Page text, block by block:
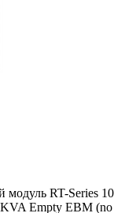
модуль RT-Series 10
Empty EBM (no